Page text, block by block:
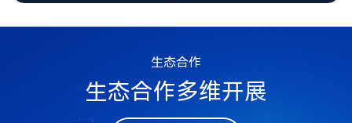
生态合作
生态合作多维开展